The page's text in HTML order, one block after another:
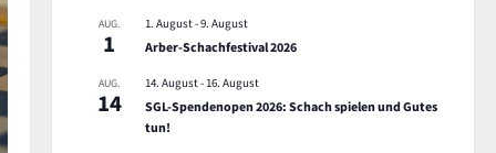
AUG.
1
1. August-9. August
Arber-Schachfestival 2026
AUG.
14
14. August- 16. August
SGL-Spendenopen 2026: Schach spielen und Gutes
tun!